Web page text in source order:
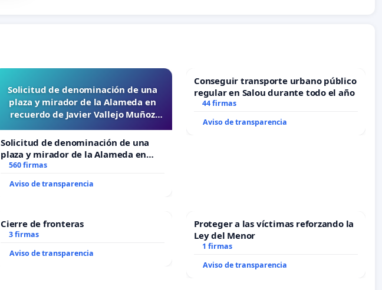
Solicitud de denominación de una
plaza y mirador de la Alameda en
recuerdo de Javier Vallejo Muñoz
Solicitud de denominación de una
plaza y mirador de la Alameda en
recuerdo de Javier Vallejo Muñoz
560 firmas
Aviso de transparencia
Conseguir transporte urbano público
regular en Salou durante todo el año
44 firmas
Aviso de transparencia
Cierre de fronteras
3 firmas
Aviso de transparencia
Proteger a las víctimas reforzando la
Ley del Menor
1 firmas
Aviso de transparencia